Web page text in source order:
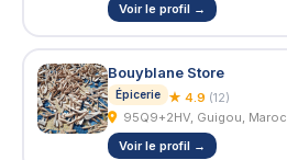
Voir le profil →
Bouyblane Store
Épicerie ★ 4.9 (12)
95Q9+2HV, Guigou, Maroc
Voir le profil →